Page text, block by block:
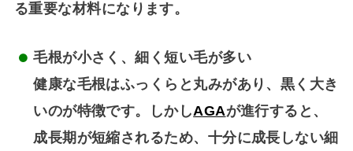
る重要な材料になります。
毛根が小さく、細く短い毛が多い
健康な毛根はふっくらと丸みがあり、黒く大き
いのが特徴です。しかしAGAが進行すると、
成長期が短縮されるため、十分に成長しない細